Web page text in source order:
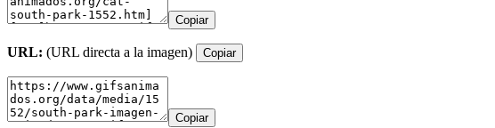
Copiar
URL: (URL directa a la imagen) Copiar
Copiar